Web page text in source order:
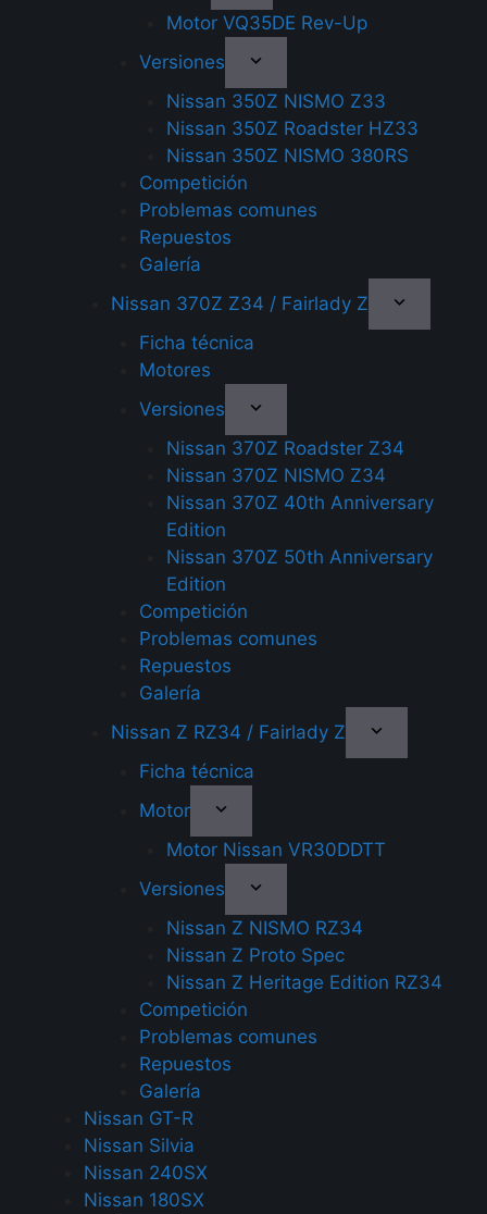
Motor VQ35DE Rev-Up
Versiones
Nissan 350Z NISMO Z33
Nissan 350Z Roadster HZ33
Nissan 350Z NISMO 380RS
Competición
Problemas comunes
Repuestos
Galería
Nissan 370Z Z34 / Fairlady Z
Ficha técnica
Motores
Versiones
Nissan 370Z Roadster Z34
Nissan 370Z NISMO Z34
Nissan 370Z 40th Anniversary
Edition
Nissan 370Z 50th Anniversary
Edition
Competición
Problemas comunes
Repuestos
Galería
Nissan Z RZ34 / Fairlady Z
Ficha técnica
Motor
Motor Nissan VR30DDTT
Versiones
Nissan Z NISMO RZ34
Nissan Z Proto Spec
Nissan Z Heritage Edition RZ34
Competición
Problemas comunes
Repuestos
Galería
Nissan GT-R
Nissan Silvia
Nissan 240SX
Nissan 180SX